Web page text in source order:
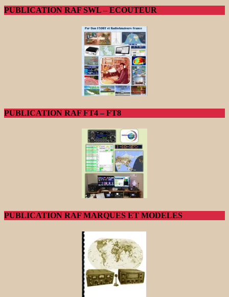
PUBLICATION RAF SWL – ECOUTEUR
PUBLICATION RAF FT4 – FT8
PUBLICATION RAF MARQUES ET MODELES